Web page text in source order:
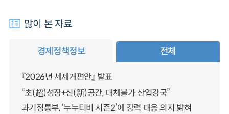
많이 본 자료
경제정책정보 전체
『2026년 세제개편안』 발표
“초(超)성장+신(新)공간, 대체불가 산업강국”
과기정통부, ‘누누티비 시즌2’에 강력 대응 의지 밝혀